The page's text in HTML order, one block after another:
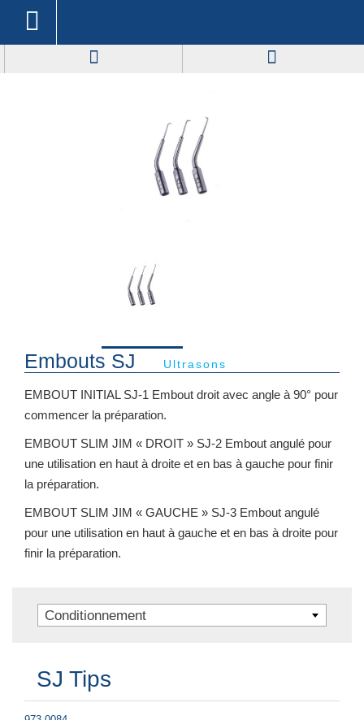
Embouts SJ Ultrasons
EMBOUT INITIAL SJ-1 Embout droit avec angle à 90° pour
commencer la préparation.
EMBOUT SLIM JIM « DROIT » SJ-2 Embout angulé pour
une utilisation en haut à droite et en bas à gauche pour finir
la préparation.
EMBOUT SLIM JIM « GAUCHE » SJ-3 Embout angulé
pour une utilisation en haut à gauche et en bas à droite pour
finir la préparation.
Conditionnement
SJ Tips